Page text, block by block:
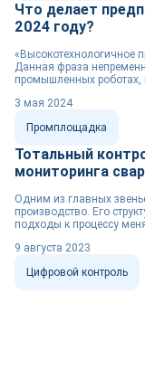
Что делает
2024 году?
«Высокотехнологичное
Данная фраза
промышленных роботах,
Промплощадка
3 мая 2024
Тотальный
мониторинга
Одним из главных
производство. Его
подходы к процессу
Цифровой контроль
9 августа 2023